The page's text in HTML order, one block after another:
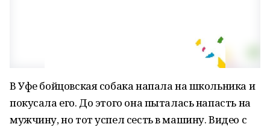
В Уфе бойцовская собака напала на школьника и
покусала его. До этого она пыталась напасть на
мужчину, но тот успел сесть в машину. Видео с